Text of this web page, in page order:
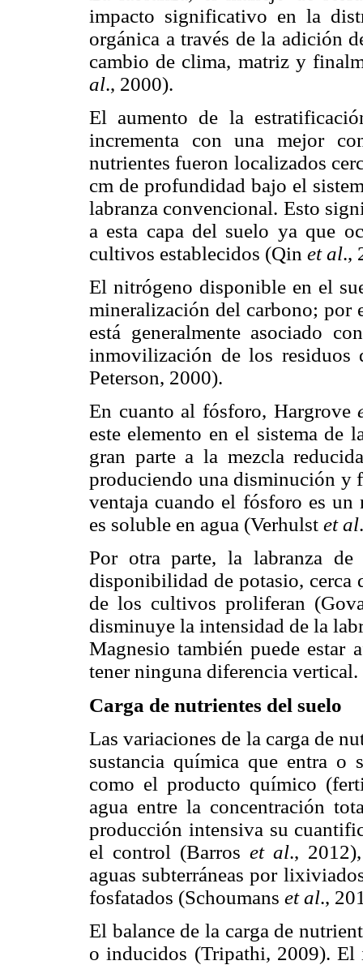
impacto significativo en la
orgánica a través de la adición
cambio de clima, matriz y
al., 2000).
El aumento de la
incrementa con una mejor
nutrientes fueron localizados
cm de profundidad bajo el
labranza convencional. Esto
a esta capa del suelo ya que
cultivos establecidos (Qin et al.,
El nitrógeno disponible en el
mineralización del carbono; por
está generalmente asociado
inmovilización de los residuos
Peterson, 2000).
En cuanto al fósforo, Hargrove
este elemento en el sistema de
gran parte a la mezcla
produciendo una disminución y
ventaja cuando el fósforo es un
es soluble en agua (Verhulst et al
Por otra parte, la labranza de
disponibilidad de potasio, cerca
de los cultivos proliferan
disminuye la intensidad de la
Magnesio también puede
tener ninguna diferencia vertical.
Carga de nutrientes del suelo
Las variaciones de la carga de
sustancia química que entra
como el producto químico
agua entre la concentración
producción intensiva su
el control (Barros et al.,
aguas subterráneas por
fosfatados (Schoumans et al.,
El balance de la carga de
o inducidos (Tripathi, 2009). El